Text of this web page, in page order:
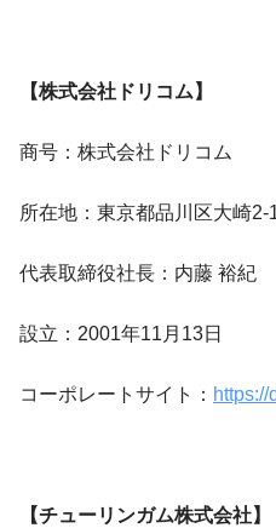
【株式会社ドリコム】
商号：株式会社ドリコム
所在地：東京都品川区大崎
代表取締役社長：内藤 裕紀
設立：2001年11月13日
コーポレートサイト： https://
【チューリンガム株式会社】